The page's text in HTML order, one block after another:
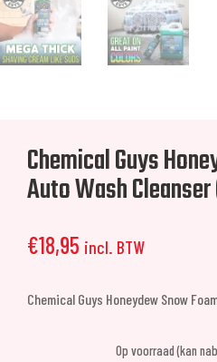
Chemical Guys
Auto Wash
€18,95 incl. BTW
Chemical Guys Honeydew Snow
Op voorraad (kan